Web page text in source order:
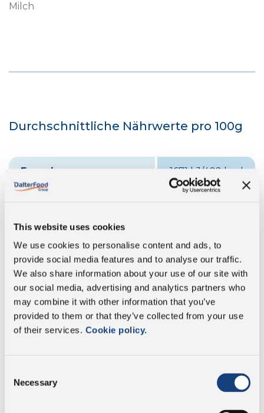
This website uses cookies
We use cookies to personalise content and ads, to
provide social media features and to analyse our traffic.
We also share information about your use of our site with
our social media, advertising and analytics partners who
may combine it with other information that you’ve
provided to them or that they’ve collected from your use
of their services. Cookie policy.
Selection
Necessary
Milch
Durchschnittliche Nährwerte pro 100g
Energie 1671 kJ/402 kcal
davon gesättigte
Fettsäuren:
davon Zucker: 0 g
Proteine